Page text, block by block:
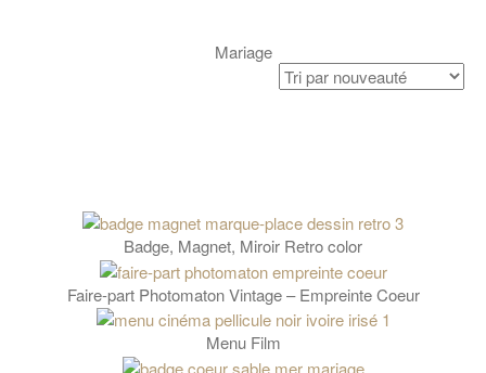
Mariage
Badge, Magnet, Miroir Retro color
Faire-part Photomaton Vintage – Empreinte Coeur
Menu Film